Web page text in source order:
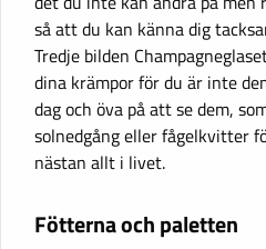
så att du kan känna dig
Tredje bilden
dina krämpor för du är inte
dag och öva på att se dem,
solnedgång eller fågelkvitter
nästan allt i livet.
Fötterna och paletten